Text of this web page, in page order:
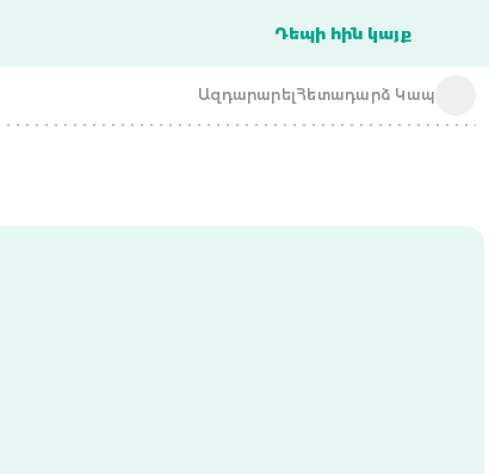
Դեպի հին կայք
ԱզդարարելՀետադարձ Կապ